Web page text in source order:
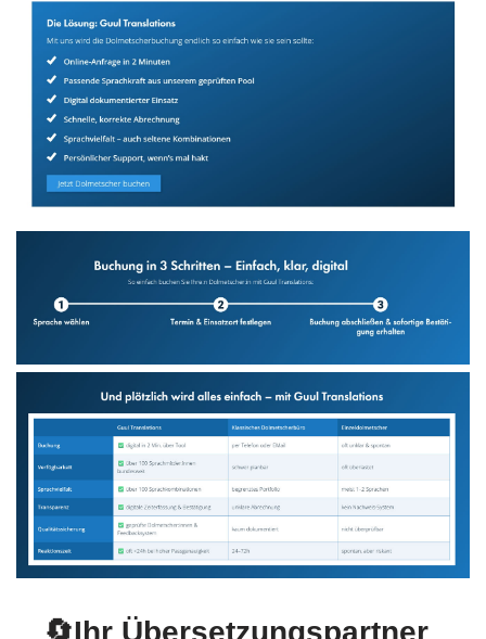
🔄Ihr Übersetzungspartner